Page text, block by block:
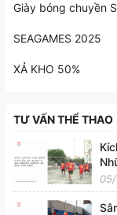
Giày bóng chuyền
SEAGAMES 2025
XẢ KHO 50%
TƯ VẤN THỂ THAO